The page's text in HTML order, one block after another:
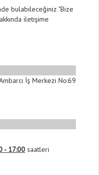
bulabileceğiniz "Bize
iletişime
İş Merkezi No:69
- 17:00 saatleri